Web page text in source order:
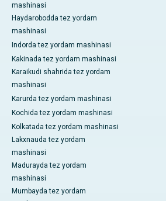
mashinasi
Haydarobodda tez yordam
mashinasi
Indorda tez yordam mashinasi
Kakinada tez yordam mashinasi
Karaikudi shahrida tez yordam
mashinasi
Karurda tez yordam mashinasi
Kochida tez yordam mashinasi
Kolkatada tez yordam mashinasi
Lakxnauda tez yordam
mashinasi
Madurayda tez yordam
mashinasi
Mumbayda tez yordam